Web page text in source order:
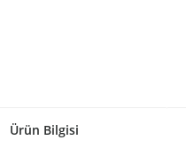
Ürün Bilgisi